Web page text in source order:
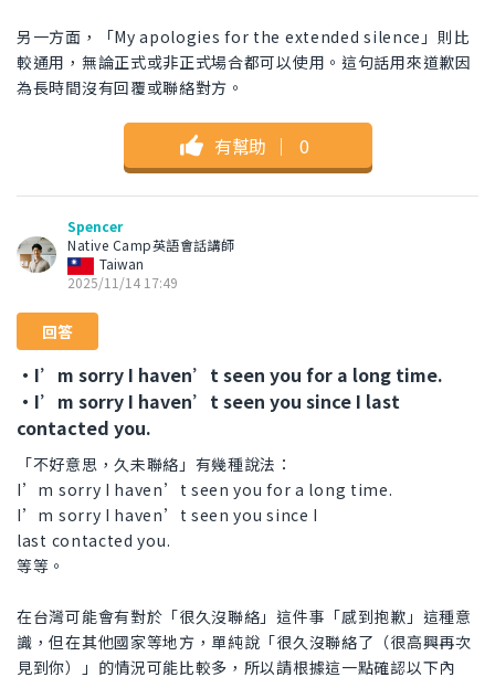
另一方面，「My apologies for the extended silence」則比
較通用，無論正式或非正式場合都可以使用。這句話用來道歉因
為長時間沒有回覆或聯絡對方。
有幫助 ｜ 0
Spencer
Native Camp英語會話講師
Taiwan
2025/11/14 17:49
回答
・I’m sorry I haven’t seen you for a long time.
・I’m sorry I haven’t seen you since I last
contacted you.
「不好意思，久未聯絡」有幾種說法：
I’m sorry I haven’t seen you for a long time.
I’m sorry I haven’t seen you since I
last contacted you.
等等。
在台灣可能會有對於「很久沒聯絡」這件事「感到抱歉」這種意
識，但在其他國家等地方，單純說「很久沒聯絡了（很高興再次
見到你）」的情況可能比較多，所以請根據這一點確認以下內